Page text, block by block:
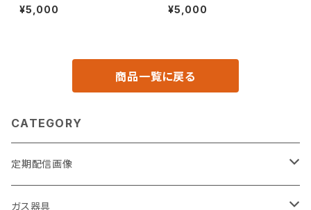
¥5,000 ¥5,000
商品一覧に戻る
CATEGORY
定期配信画像
節約
ガス器具